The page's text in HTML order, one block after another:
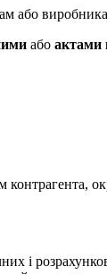
або
або актами
контрагента,
і